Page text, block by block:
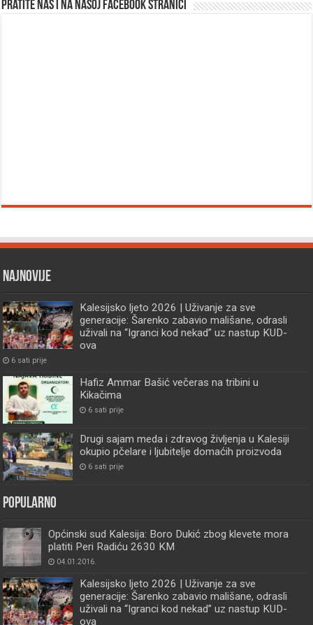
Pratite nas i na našoj facebook stranici
Najnovije
Kalesijsko ljeto 2026 | Uživanje za sve
generacije: Šarenko zabavio mališane, odrasli
uživali na “Igranci kod nekad” uz nastup KUD-
ova
6 sati prije
Hafiz Ammar Bašić večeras na tribini u
Kikačima
6 sati prije
Drugi sajam meda i zdravog življenja u Kalesiji
okupio pčelare i ljubitelje domaćih proizvoda
6 sati prije
Popularno
Općinski sud Kalesija: Boro Dukić zbog klevete mora
platiti Peri Radiću 2630 KM
04.01.2016.
Kalesijsko ljeto 2026 | Uživanje za sve
generacije: Šarenko zabavio mališane, odrasli
uživali na “Igranci kod nekad” uz nastup KUD-
ova